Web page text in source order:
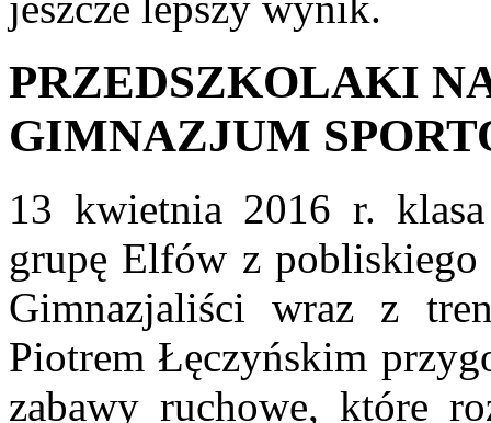
PRZEDSZKOLAKI
GIMNAZJUM
13 kwietnia 2016 r.
grupę Elfów z pobliskiego
Gimnazjaliści wraz z
Piotrem Łęczyńskim
zabawy ruchowe, które